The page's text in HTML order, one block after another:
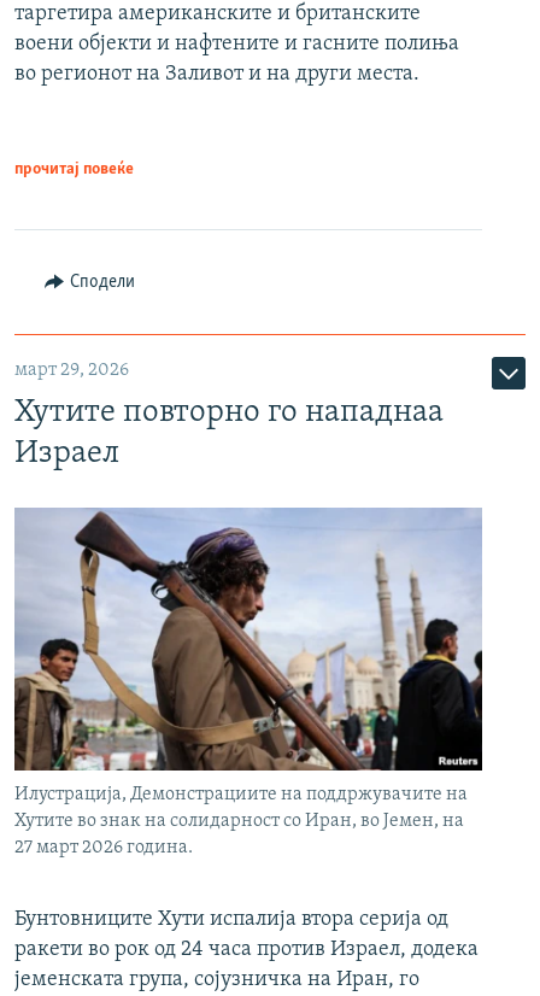
таргетира американските и британските
воени објекти и нафтените и гасните полиња
во регионот на Заливот и на други места.
прочитај повеќе
Сподели
март 29, 2026
Хутите повторно го нападнаа
Израел
Илустрација, Демонстрациите на поддржувачите на
Хутите во знак на солидарност со Иран, во Јемен, на
27 март 2026 година.
Бунтовниците Хути испалија втора серија од
ракети во рок од 24 часа против Израел, додека
јеменската група, сојузничка на Иран, го